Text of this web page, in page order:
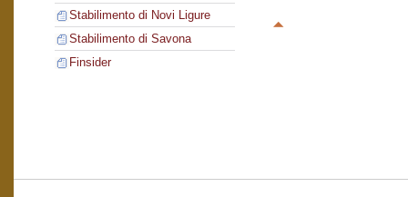
Stabilimento di Novi Ligure
Stabilimento di Savona
Finsider